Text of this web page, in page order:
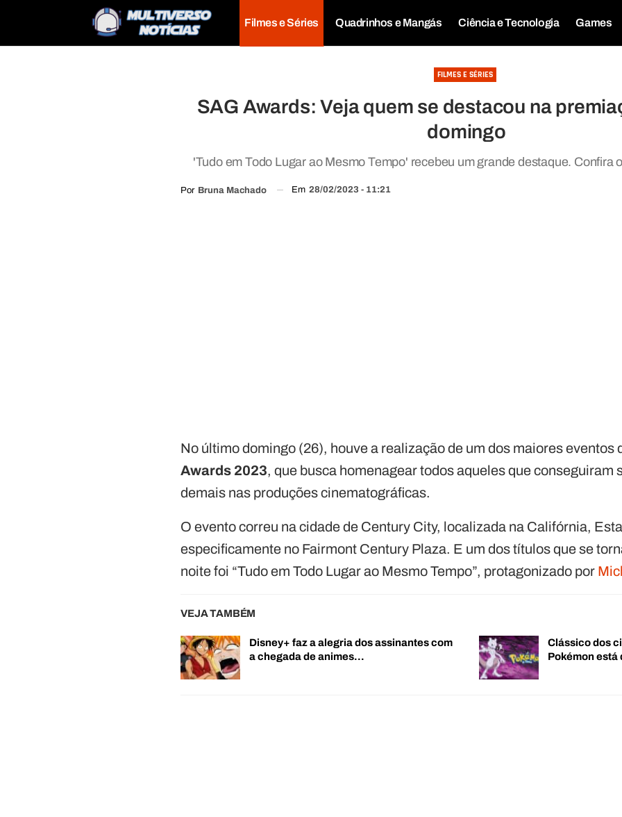
Filmes e Séries Quadrinhos e Mangás Ciência e Tecnologia Games
FILMES E SÉRIES
SAG Awards: Veja quem se destacou na
domingo
'Tudo em Todo Lugar ao Mesmo Tempo' recebeu um grande destaque. Confira
Por Bruna Machado Em 28/02/2023 - 11:21
No último domingo (26), houve a realização de um dos maiores eventos
Awards 2023, que busca homenagear todos aqueles que conseguiram
demais nas produções cinematográficas.
O evento correu na cidade de Century City, localizada na Califórnia,
especificamente no Fairmont Century Plaza. E um dos títulos que se
noite foi “Tudo em Todo Lugar ao Mesmo Tempo”, protagonizado por
VEJA TAMBÉM
Disney+ faz a alegria dos assinantes com
a chegada de animes…
Clássico dos
Pokémon